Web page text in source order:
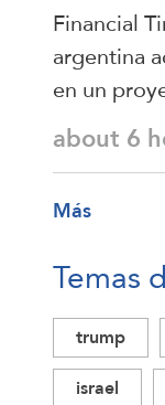
Financial
argentina
en un
about 6
Más
Temas
trump
israel